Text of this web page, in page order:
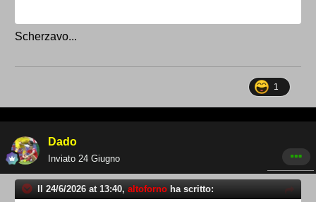
Scherzavo...
1
Dado
Inviato 24 Giugno
Il 24/6/2026 at 13:40, altoforno ha scritto: